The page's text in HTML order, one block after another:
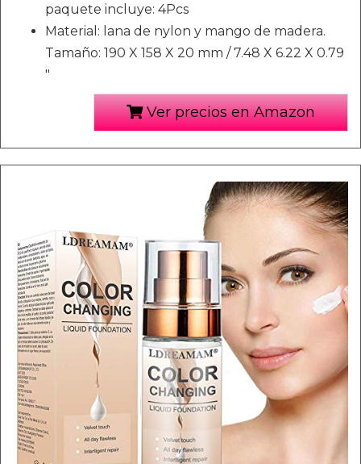
paquete incluye: 4Pcs
Material: lana de nylon y mango de madera.
Tamaño: 190 X 158 X 20 mm / 7.48 X 6.22 X 0.79
"
Ver precios en Amazon